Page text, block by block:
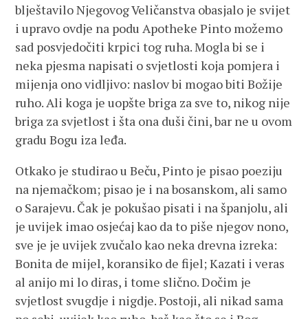
blještavilo Njegovog Veličanstva obasjalo je svijet
i upravo ovdje na podu Apotheke Pinto možemo
sad posvjedočiti krpici tog ruha. Mogla bi se i
neka pjesma napisati o svjetlosti koja pomjera i
mijenja ono vidljivo: naslov bi mogao biti Božije
ruho. Ali koga je uopšte briga za sve to, nikog nije
briga za svjetlost i šta ona duši čini, bar ne u ovom
gradu Bogu iza leđa.
Otkako je studirao u Beču, Pinto je pisao poeziju
na njemačkom; pisao je i na bosanskom, ali samo
o Sarajevu. Čak je pokušao pisati i na španjolu, ali
je uvijek imao osjećaj kao da to piše njegov nono,
sve je je uvijek zvučalo kao neka drevna izreka:
Bonita de mijel, koransiko de fijel; Kazati i veras
al anijo mi lo diras, i tome slično. Dočim je
svjetlost svugdje i nigdje. Postoji, ali nikad sama